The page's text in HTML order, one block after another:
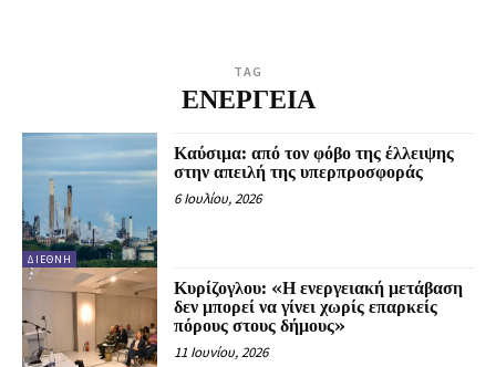
TAG
ΕΝΕΡΓΕΙΑ
ΔΙΕΘΝΉ
Καύσιμα: από τον φόβο της έλλειψης
στην απειλή της υπερπροσφοράς
6 Ιουλίου, 2026
Κυρίζογλου: «Η ενεργειακή μετάβαση
δεν μπορεί να γίνει χωρίς επαρκείς
πόρους στους δήμους»
11 Ιουνίου, 2026